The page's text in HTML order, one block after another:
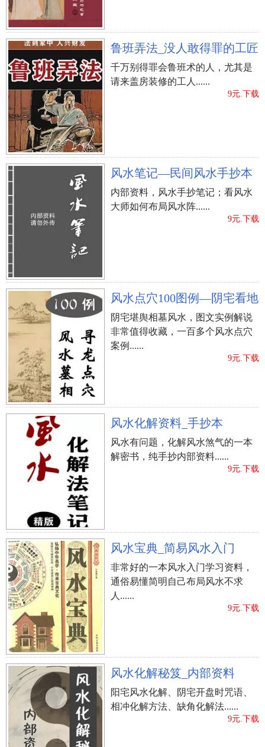
鲁班弄法_没人敢得罪的工匠
千万别得罪会鲁班术的人，尤其是
请来盖房装修的工人......
9元.下载
风水笔记—民间风水手抄本
内部资料，风水手抄笔记；看风水
大师如何布局风水阵......
9元.下载
风水点穴100图例—阴宅看地
阴宅堪舆相墓风水，图文实例解说
非常值得收藏，一百多个风水点穴
案例......
9元.下载
风水化解资料_手抄本
风水有问题，化解风水煞气的一本
解密书，纯手抄内部资料......
9元.下载
风水宝典_简易风水入门
非常好的一本风水入门学习资料，
通俗易懂简明自己布局风水不求
人......
9元.下载
风水化解秘笈_内部资料
阳宅风水化解、阴宅开盘时咒语、
相冲化解方法、缺角化解法......
9元.下载